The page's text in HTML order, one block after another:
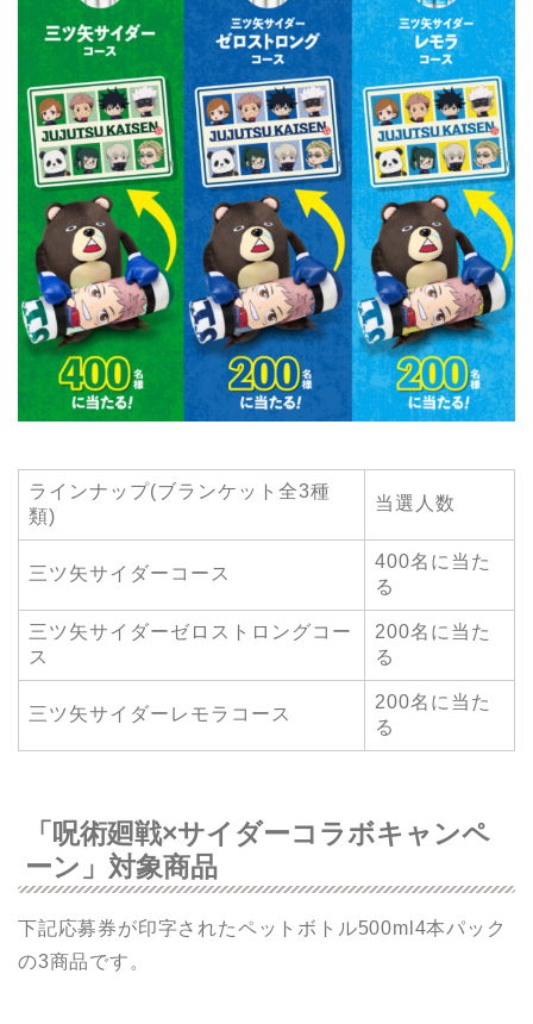
ラインナップ(ブランケット全3種
類)
当選人数
三ツ矢サイダーコース
400名に当た
る
三ツ矢サイダーゼロストロングコー
ス
200名に当た
る
三ツ矢サイダーレモラコース
200名に当た
る
「呪術廻戦×サイダーコラボキャンペ
ーン」対象商品
下記応募券が印字されたペットボトル500ml4本パック
の3商品です。